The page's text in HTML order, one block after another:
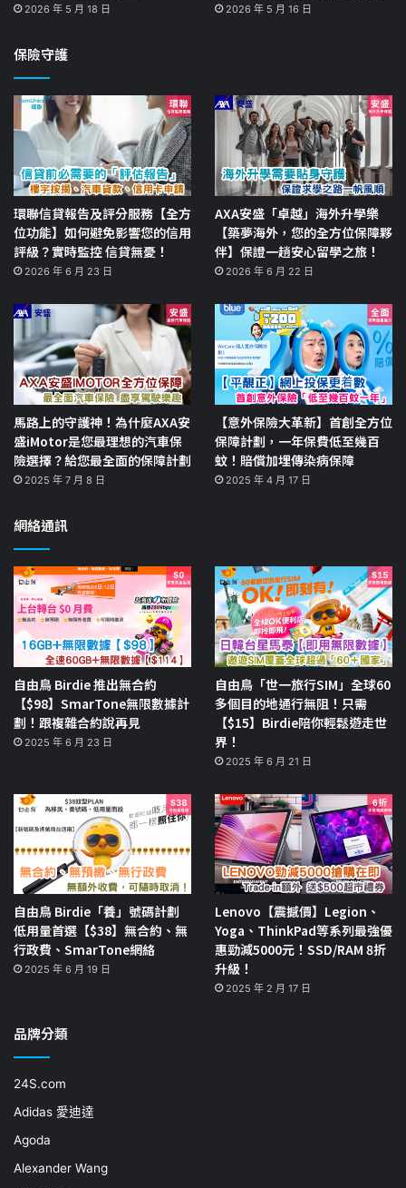
2026 年 5 月 18 日 2026 年 5 月 16 日
保險守護
環聯信貸報告及評分服務【全方
位功能】如何避免影響您的信用
評級？實時監控 信貸無憂！
2026 年 6 月 23 日
AXA安盛「卓越」海外升學樂
【築夢海外，您的全方位保障夥
伴】保證一趟安心留學之旅！
2026 年 6 月 22 日
馬路上的守護神！為什麼AXA安
盛iMotor是您最理想的汽車保
險選擇？給您最全面的保障計劃
2025 年 7 月 8 日
【意外保險大革新】首創全方位
保障計劃，一年保費低至幾百
蚊！賠償加埋傳染病保障
2025 年 4 月 17 日
網絡通訊
自由鳥 Birdie 推出無合約
【$98】SmarTone無限數據計
劃！跟複雜合約說再見
2025 年 6 月 23 日
自由鳥「世一旅行SIM」全球60
多個目的地通行無阻！只需
【$15】Birdie陪你輕鬆遊走世
界！
2025 年 6 月 21 日
自由鳥 Birdie「養」號碼計劃
低用量首選【$38】無合約、無
行政費、SmarTone網絡
2025 年 6 月 19 日
Lenovo【震撼價】Legion、
Yoga、ThinkPad等系列最強優
惠勁減5000元！SSD/RAM 8折
升級！
2025 年 2 月 17 日
品牌分類
24S.com
Adidas 愛迪達
Agoda
Alexander Wang